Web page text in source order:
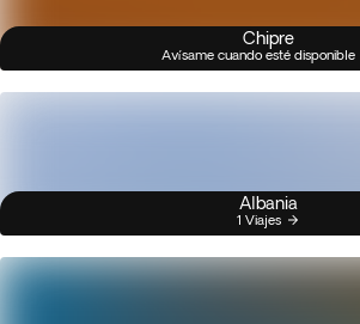
Chipre
Avísame cuando esté disponible
Albania
1 Viajes